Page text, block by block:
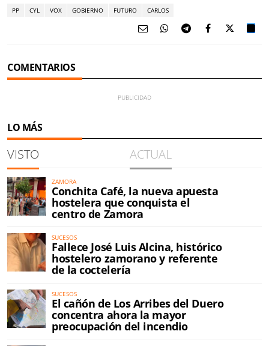
PP CYL VOX GOBIERNO FUTURO CARLOS
COMENTARIOS
LO MÁS
VISTO ACTUAL
ZAMORA
Conchita Café, la nueva apuesta
hostelera que conquista el
centro de Zamora
SUCESOS
Fallece José Luis Alcina, histórico
hostelero zamorano y referente
de la coctelería
SUCESOS
El cañón de Los Arribes del Duero
concentra ahora la mayor
preocupación del incendio